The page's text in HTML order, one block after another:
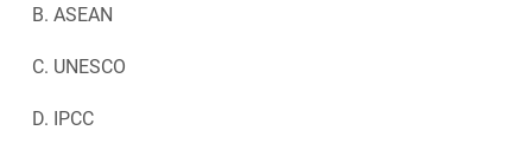
B. ASEAN
C. UNESCO
D. IPCC